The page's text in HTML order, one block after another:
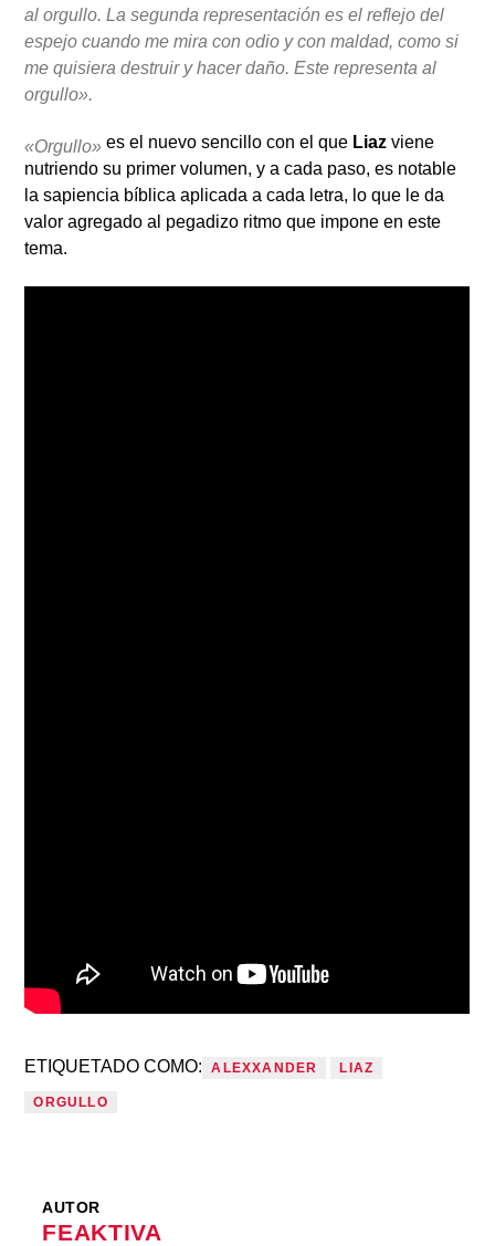
al orgullo. La segunda representación es el reflejo del
espejo cuando me mira con odio y con maldad, como si
me quisiera destruir y hacer daño. Este representa al
orgullo».
«Orgullo» es el nuevo sencillo con el que Liazviene
nutriendo su primer volumen, y a cada paso, es notable
la sapiencia bíblica aplicada a cada letra, lo que le da
valor agregado al pegadizo ritmo que impone en este
tema.
ETIQUETADO COMO: ALEXXANDER LIAZ
ORGULLO
AUTOR
FEAKTIVA